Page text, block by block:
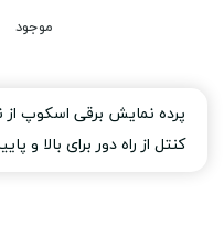
موجود
پرده نمایش برقی اسکوپ از
کنتل از راه دور برای بالا و